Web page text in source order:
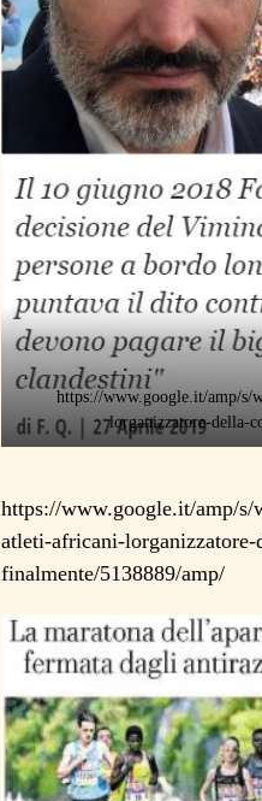
https://www.google.it/amp/s/
lorganizzatore-della-
https://www.google.it/amp/
atleti-africani-
finalmente/5138889/amp/